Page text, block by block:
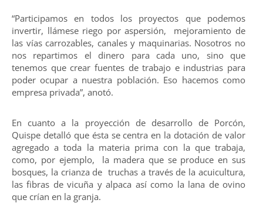
“Participamos en todos los proyectos que podemos
invertir, llámese riego por aspersión, mejoramiento de
las vías carrozables, canales y maquinarias. Nosotros no
nos repartimos el dinero para cada uno, sino que
tenemos que crear fuentes de trabajo e industrias para
poder ocupar a nuestra población. Eso hacemos como
empresa privada”, anotó.
En cuanto a la proyección de desarrollo de Porcón,
Quispe detalló que ésta se centra en la dotación de valor
agregado a toda la materia prima con la que trabaja,
como, por ejemplo, la madera que se produce en sus
bosques, la crianza de truchas a través de la acuicultura,
las fibras de vicuña y alpaca así como la lana de ovino
que crían en la granja.